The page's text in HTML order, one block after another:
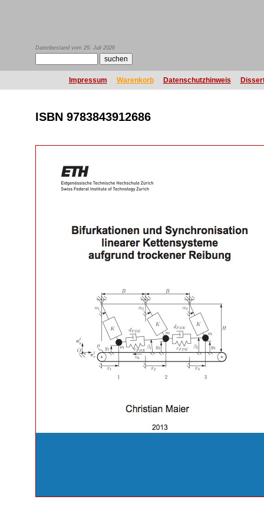
Datenbestand vom 29. Juli 2026
Impressum Warenkorb Datenschutzhinweis
ISBN 9783843912686